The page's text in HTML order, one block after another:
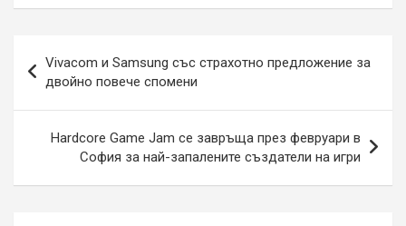
Vivacom и Samsung със страхотно предложение за
двойно повече спомени
Hardcore Game Jam се завръща през февруари в
София за най-запалените създатели на игри